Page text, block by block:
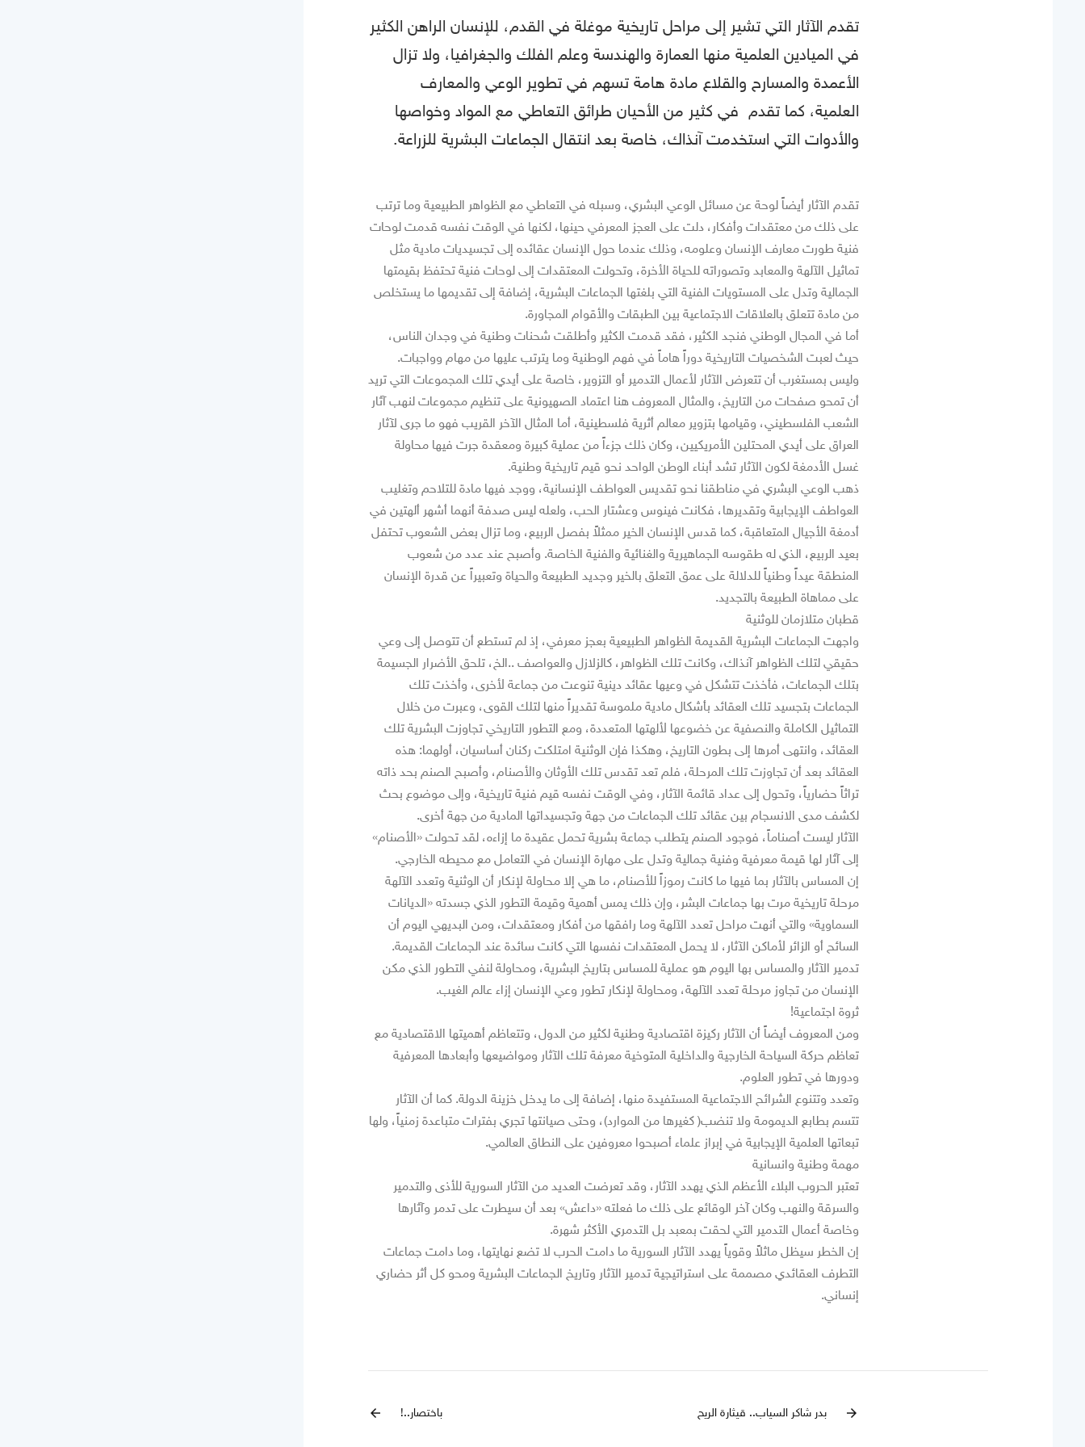
تقدم الآثار التي تشير إلى مراحل تاريخية موغلة في القدم، للإنسان الراهن الكثير
في الميادين العلمية منها العمارة والهندسة وعلم الفلك والجغرافيا، ولا تزال
الأعمدة والمسارح والقلاع مادة هامة تسهم في تطوير الوعي والمعارف
العلمية، كما تقدم في كثير من الأحيان طرائق التعاطي مع المواد وخواصها
والأدوات التي استخدمت آنذاك، خاصة بعد انتقال الجماعات البشرية للزراعة.
تقدم الآثار أيضاً لوحة عن مسائل الوعي البشري، وسبله في التعاطي مع الظواهر الطبيعية وما ترتب
على ذلك من معتقدات وأفكار، دلت على العجز المعرفي حينها، لكنها في الوقت نفسه قدمت لوحات
فنية طورت معارف الإنسان وعلومه، وذلك عندما حول الإنسان عقائده إلى تجسيديات مادية مثل
تماثيل الآلهة والمعابد وتصوراته للحياة الأخرة، وتحولت المعتقدات إلى لوحات فنية تحتفظ بقيمتها
الجمالية وتدل على المستويات الفنية التي بلغتها الجماعات البشرية، إضافة إلى تقديمها ما يستخلص
من مادة تتعلق بالعلاقات الاجتماعية بين الطبقات والأقوام المجاورة.
أما في المجال الوطني فنجد الكثير، فقد قدمت الكثير وأطلقت شحنات وطنية في وجدان الناس،
حيث لعبت الشخصيات التاريخية دوراً هاماً في فهم الوطنية وما يترتب عليها من مهام وواجبات.
وليس بمستغرب أن تتعرض الآثار لأعمال التدمير أو التزوير، خاصة على أيدي تلك المجموعات التي تريد
أن تمحو صفحات من التاريخ، والمثال المعروف هنا اعتماد الصهيونية على تنظيم مجموعات لنهب آثار
الشعب الفلسطيني، وقيامها بتزوير معالم أثرية فلسطينية، أما المثال الآخر القريب فهو ما جرى لآثار
العراق على أيدي المحتلين الأمريكيين، وكان ذلك جزءاً من عملية كبيرة ومعقدة جرت فيها محاولة
غسل الأدمغة لكون الآثار تشد أبناء الوطن الواحد نحو قيم تاريخية وطنية.
ذهب الوعي البشري في مناطقنا نحو تقديس العواطف الإنسانية، ووجد فيها مادة للتلاحم وتغليب
العواطف الإيجابية وتقديرها، فكانت فينوس وعشتار الحب، ولعله ليس صدفة أنهما أشهر ألهتين في
أدمغة الأجيال المتعاقبة، كما قدس الإنسان الخير ممثلاً بفصل الربيع، وما تزال بعض الشعوب تحتفل
بعيد الربيع، الذي له طقوسه الجماهيرية والغنائية والفنية الخاصة. وأصبح عند عدد من شعوب
المنطقة عيداً وطنياً للدلالة على عمق التعلق بالخير وجديد الطبيعة والحياة وتعبيراً عن قدرة الإنسان
على مماهاة الطبيعة بالتجديد.
قطبان متلازمان للوثنية
واجهت الجماعات البشرية القديمة الظواهر الطبيعية بعجز معرفي، إذ لم تستطع أن تتوصل إلى وعي
حقيقي لتلك الظواهر آنذاك، وكانت تلك الظواهر، كالزلازل والعواصف ..الخ، تلحق الأضرار الجسيمة
بتلك الجماعات، فأخذت تتشكل في وعيها عقائد دينية تنوعت من جماعة لأخرى، وأخذت تلك
الجماعات بتجسيد تلك العقائد بأشكال مادية ملموسة تقديراً منها لتلك القوى، وعبرت من خلال
التماثيل الكاملة والنصفية عن خضوعها لألهتها المتعددة، ومع التطور التاريخي تجاوزت البشرية تلك
العقائد، وانتهى أمرها إلى بطون التاريخ، وهكذا فإن الوثنية امتلكت ركنان أساسيان، أولهما: هذه
العقائد بعد أن تجاوزت تلك المرحلة، فلم تعد تقدس تلك الأوثان والأصنام، وأصبح الصنم بحد ذاته
تراثاً حضارياً، وتحول إلى عداد قائمة الآثار، وفي الوقت نفسه قيم فنية تاريخية، وإلى موضوع بحث
لكشف مدى الانسجام بين عقائد تلك الجماعات من جهة وتجسيداتها المادية من جهة أخرى.
الآثار ليست أصناماً، فوجود الصنم يتطلب جماعة بشرية تحمل عقيدة ما إزاءه، لقد تحولت «الأصنام»
إلى آثار لها قيمة معرفية وفنية جمالية وتدل على مهارة الإنسان في التعامل مع محيطه الخارجي.
إن المساس بالآثار بما فيها ما كانت رموزاً للأصنام، ما هي إلا محاولة لإنكار أن الوثنية وتعدد الآلهة
مرحلة تاريخية مرت بها جماعات البشر، وإن ذلك يمس أهمية وقيمة التطور الذي جسدته «الديانات
السماوية» والتي أنهت مراحل تعدد الآلهة وما رافقها من أفكار ومعتقدات، ومن البديهي اليوم أن
السائح أو الزائر لأماكن الآثار، لا يحمل المعتقدات نفسها التي كانت سائدة عند الجماعات القديمة.
تدمير الآثار والمساس بها اليوم هو عملية للمساس بتاريخ البشرية، ومحاولة لنفي التطور الذي مكن
الإنسان من تجاوز مرحلة تعدد الآلهة، ومحاولة لإنكار تطور وعي الإنسان إزاء عالم الغيب.
ثروة اجتماعية!
ومن المعروف أيضاً أن الآثار ركيزة اقتصادية وطنية لكثير من الدول، وتتعاظم أهميتها الاقتصادية مع
تعاظم حركة السياحة الخارجية والداخلية المتوخية معرفة تلك الآثار ومواضيعها وأبعادها المعرفية
ودورها في تطور العلوم.
وتعدد وتتنوع الشرائح الاجتماعية المستفيدة منها، إضافة إلى ما يدخل خزينة الدولة. كما أن الآثار
تتسم بطابع الديمومة ولا تنضب( كغيرها من الموارد)، وحتى صيانتها تجري بفترات متباعدة زمنياً، ولها
تبعاتها العلمية الإيجابية في إبراز علماء أصبحوا معروفين على النطاق العالمي.
مهمة وطنية وانسانية
تعتبر الحروب البلاء الأعظم الذي يهدد الآثار، وقد تعرضت العديد من الآثار السورية للأذى والتدمير
والسرقة والنهب وكان آخر الوقائع على ذلك ما فعلته «داعش» بعد أن سيطرت على تدمر وآثارها
وخاصة أعمال التدمير التي لحقت بمعبد بل التدمري الأكثر شهرة.
إن الخطر سيظل ماثلاً وقوياً يهدد الآثار السورية ما دامت الحرب لا تضع نهايتها، وما دامت جماعات
التطرف العقائدي مصممة على استراتيجية تدمير الآثار وتاريخ الجماعات البشرية ومحو كل أثر حضاري
إنساني.
arrow_forward بدر شاكر السياب.. قيثارة الريح باختصار..! arrow_back